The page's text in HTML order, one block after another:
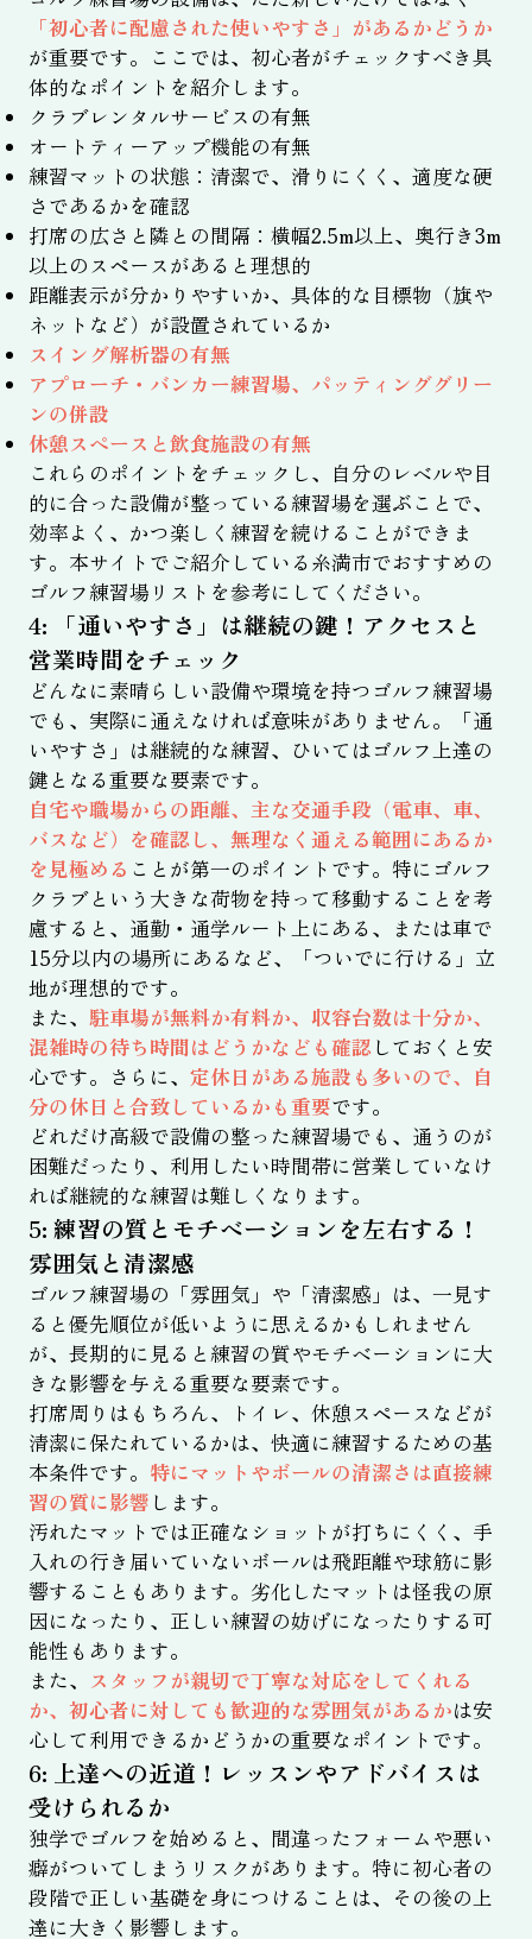
「初心者に配慮された使いやすさ」があるかどうか
が重要です。ここでは、初心者がチェックすべき具
体的なポイントを紹介します。
クラブレンタルサービスの有無
オートティーアップ機能の有無
練習マットの状態：清潔で、滑りにくく、適度な硬
さであるかを確認
打席の広さと隣との間隔：横幅2.5m以上、奥行き3m
以上のスペースがあると理想的
距離表示が分かりやすいか、具体的な目標物（旗や
ネットなど）が設置されているか
スイング解析器の有無
アプローチ・バンカー練習場、パッティンググリー
ンの併設
休憩スペースと飲食施設の有無
これらのポイントをチェックし、自分のレベルや目
的に合った設備が整っている練習場を選ぶことで、
効率よく、かつ楽しく練習を続けることができま
す。本サイトでご紹介している糸満市でおすすめの
ゴルフ練習場リストを参考にしてください。
4: 「通いやすさ」は継続の鍵！アクセスと
営業時間をチェック
どんなに素晴らしい設備や環境を持つゴルフ練習場
でも、実際に通えなければ意味がありません。「通
いやすさ」は継続的な練習、ひいてはゴルフ上達の
鍵となる重要な要素です。
自宅や職場からの距離、主な交通手段（電車、車、
バスなど）を確認し、無理なく通える範囲にあるか
を見極める ことが第一のポイントです。特にゴルフ
クラブという大きな荷物を持って移動することを考
慮すると、通勤・通学ルート上にある、または車で
15分以内の場所にあるなど、「ついでに行ける」立
地が理想的です。
また、 駐車場が無料か有料か、収容台数は十分か、
混雑時の待ち時間はどうかなども確認 しておくと安
心です。さらに、 定休日がある施設も多いので、自
分の休日と合致しているかも重要です。
どれだけ高級で設備の整った練習場でも、通うのが
困難だったり、利用したい時間帯に営業していなけ
れば継続的な練習は難しくなります。
5: 練習の質とモチベーションを左右する！
雰囲気と清潔感
ゴルフ練習場の「雰囲気」や「清潔感」は、一見す
ると優先順位が低いように思えるかもしれません
が、長期的に見ると練習の質やモチベーションに大
きな影響を与える重要な要素です。
打席周りはもちろん、トイレ、休憩スペースなどが
清潔に保たれているかは、快適に練習するための基
本条件です。 特にマットやボールの清潔さは直接練
習の質に影響 します。
汚れたマットでは正確なショットが打ちにくく、手
入れの行き届いていないボールは飛距離や球筋に影
響することもあります。劣化したマットは怪我の原
因になったり、正しい練習の妨げになったりする可
能性もあります。
また、 スタッフが親切で丁寧な対応をしてくれる
か、初心者に対しても歓迎的な雰囲気があるかは安
心して利用できるかどうかの重要なポイントです。
6: 上達への近道！レッスンやアドバイスは
受けられるか
独学でゴルフを始めると、間違ったフォームや悪い
癖がついてしまうリスクがあります。特に初心者の
段階で正しい基礎を身につけることは、その後の上
達に大きく影響します。